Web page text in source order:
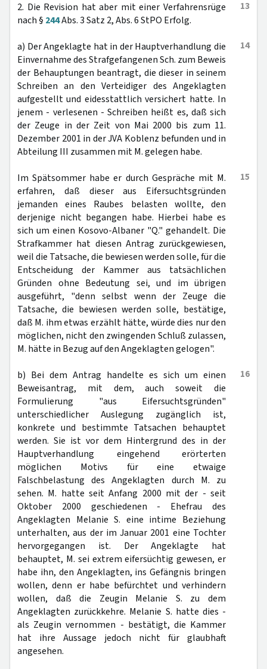
13
2. Die Revision hat aber mit einer Verfahrensrüge
nach § 244Abs. 3 Satz 2, Abs. 6 StPO Erfolg.
14
a) Der Angeklagte hat in der Hauptverhandlung die
Einvernahme des Strafgefangenen Sch. zum Beweis
der Behauptungen beantragt, die dieser in seinem
Schreiben an den Verteidiger des Angeklagten
aufgestellt und eidesstattlich versichert hatte. In
jenem - verlesenen - Schreiben heißt es, daß sich
der Zeuge in der Zeit von Mai 2000 bis zum 11.
Dezember 2001 in der JVA Koblenz befunden und in
Abteilung III zusammen mit M. gelegen habe.
15
Im Spätsommer habe er durch Gespräche mit M.
erfahren, daß dieser aus Eifersuchtsgründen
jemanden eines Raubes belasten wollte, den
derjenige nicht begangen habe. Hierbei habe es
sich um einen Kosovo-Albaner "Q." gehandelt. Die
Strafkammer hat diesen Antrag zurückgewiesen,
weil die Tatsache, die bewiesen werden solle, für die
Entscheidung der Kammer aus tatsächlichen
Gründen ohne Bedeutung sei, und im übrigen
ausgeführt, "denn selbst wenn der Zeuge die
Tatsache, die bewiesen werden solle, bestätige,
daß M. ihm etwas erzählt hätte, würde dies nur den
möglichen, nicht den zwingenden Schluß zulassen,
M. hätte in Bezug auf den Angeklagten gelogen".
16
b) Bei dem Antrag handelte es sich um einen
Beweisantrag, mit dem, auch soweit die
Formulierung "aus Eifersuchtsgründen"
unterschiedlicher Auslegung zugänglich ist,
konkrete und bestimmte Tatsachen behauptet
werden. Sie ist vor dem Hintergrund des in der
Hauptverhandlung eingehend erörterten
möglichen Motivs für eine etwaige
Falschbelastung des Angeklagten durch M. zu
sehen. M. hatte seit Anfang 2000 mit der - seit
Oktober 2000 geschiedenen - Ehefrau des
Angeklagten Melanie S. eine intime Beziehung
unterhalten, aus der im Januar 2001 eine Tochter
hervorgegangen ist. Der Angeklagte hat
behauptet, M. sei extrem eifersüchtig gewesen, er
habe ihn, den Angeklagten, ins Gefängnis bringen
wollen, denn er habe befürchtet und verhindern
wollen, daß die Zeugin Melanie S. zu dem
Angeklagten zurückkehre. Melanie S. hatte dies -
als Zeugin vernommen - bestätigt, die Kammer
hat ihre Aussage jedoch nicht für glaubhaft
angesehen.